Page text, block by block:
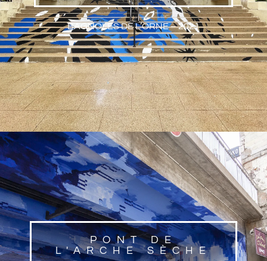
BAGNOLES DE L’ORNE – 2021
PONT DE
L'ARCHE SÈCHE